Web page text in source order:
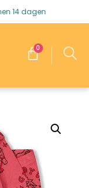
14 dagen
0